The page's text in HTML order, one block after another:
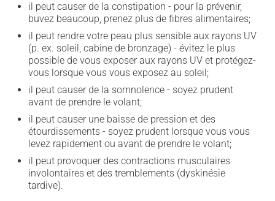
il peut causer de la constipation - pour la prévenir,
buvez beaucoup, prenez plus de fibres alimentaires;
il peut rendre votre peau plus sensible aux rayons UV
(p. ex. soleil, cabine de bronzage) - évitez le plus
possible de vous exposer aux rayons UV et protégez-
vous lorsque vous vous exposez au soleil;
il peut causer de la somnolence - soyez prudent
avant de prendre le volant;
il peut causer une baisse de pression et des
étourdissements - soyez prudent lorsque vous vous
levez rapidement ou avant de prendre le volant;
il peut provoquer des contractions musculaires
involontaires et des tremblements (dyskinésie
tardive).